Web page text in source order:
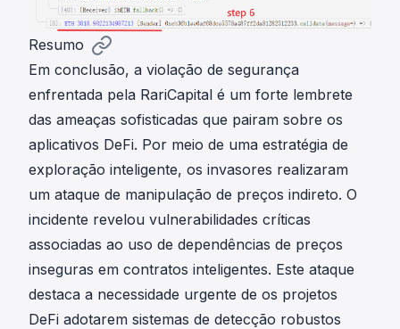
Resumo
Em conclusão, a violação de segurança
enfrentada pela RariCapital é um forte lembrete
das ameaças sofisticadas que pairam sobre os
aplicativos DeFi. Por meio de uma estratégia de
exploração inteligente, os invasores realizaram
um ataque de manipulação de preços indireto. O
incidente revelou vulnerabilidades críticas
associadas ao uso de dependências de preços
inseguras em contratos inteligentes. Este ataque
destaca a necessidade urgente de os projetos
DeFi adotarem sistemas de detecção robustos